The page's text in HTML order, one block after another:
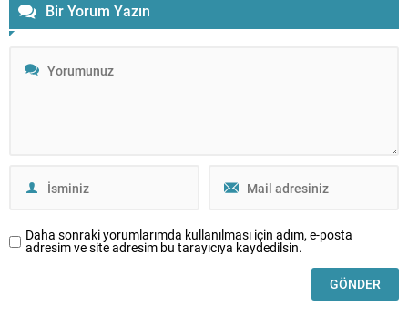
Bir Yorum Yazın
Daha sonraki yorumlarımda kullanılması için adım, e-posta
adresim ve site adresim bu tarayıcıya kaydedilsin.